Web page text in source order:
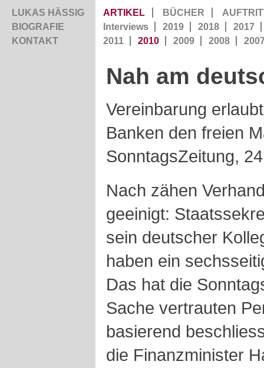
LUKAS HÄSSIG
BIOGRAFIE
KONTAKT
ARTIKEL BÜCHER
Interviews
2019 2018
2017
2011
2010 2009 2008
Nah am
Vereinbarung
Banken den freien
SonntagsZeitung,
Nach zähen
geeinigt:
sein deutscher
haben ein
Das hat die
Sache vertrauten
basierend
die Finanzminister